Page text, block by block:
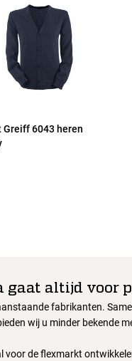
Greiff 6043 heren
gaat altijd voor
fabrikanten.
wij u minder bekende
voor de flexmarkt